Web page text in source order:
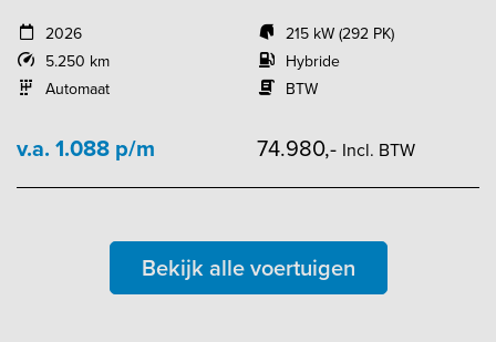
2026
5.250 km
Automaat
215 kW (292 PK)
Hybride
BTW
v.a. 1.088 p/m 74.980,- Incl. BTW
Bekijk alle voertuigen